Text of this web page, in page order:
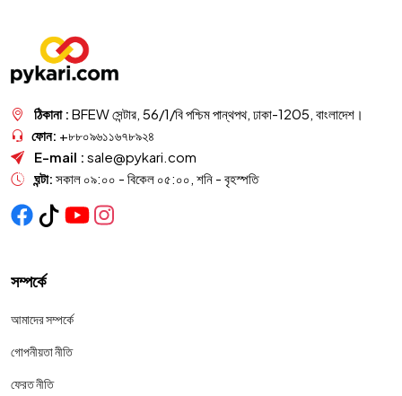
ঠিকানা : BFEW সেন্টার, 56/1/বি পশ্চিম পান্থপথ, ঢাকা-1205, বাংলাদেশ।
ফোন: +৮৮০৯৬১১৬৭৮৯২৪
E-mail : sale@pykari.com
ঘন্টা: সকাল ০৯:০০ - বিকেল ০৫:০০, শনি - বৃহস্পতি
সম্পর্কে
আমাদের সম্পর্কে
গোপনীয়তা নীতি
ফেরত নীতি